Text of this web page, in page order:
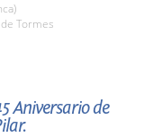
Tormes
Aniversario de